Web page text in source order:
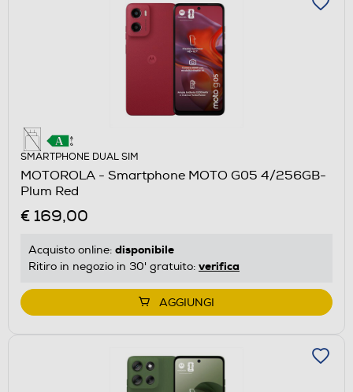
SMARTPHONE DUAL SIM
MOTOROLA - Smartphone MOTO G05 4/256GB-
Plum Red
€ 169,00
Acquisto online: disponibile
Ritiro in negozio in 30' gratuito: verifica
AGGIUNGI